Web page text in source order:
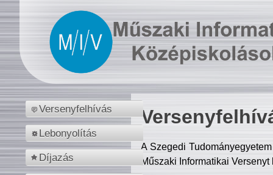
Versenyfelhívás
Lebonyolítás
Díjazás
A Szegedi
Műszaki Informatikai